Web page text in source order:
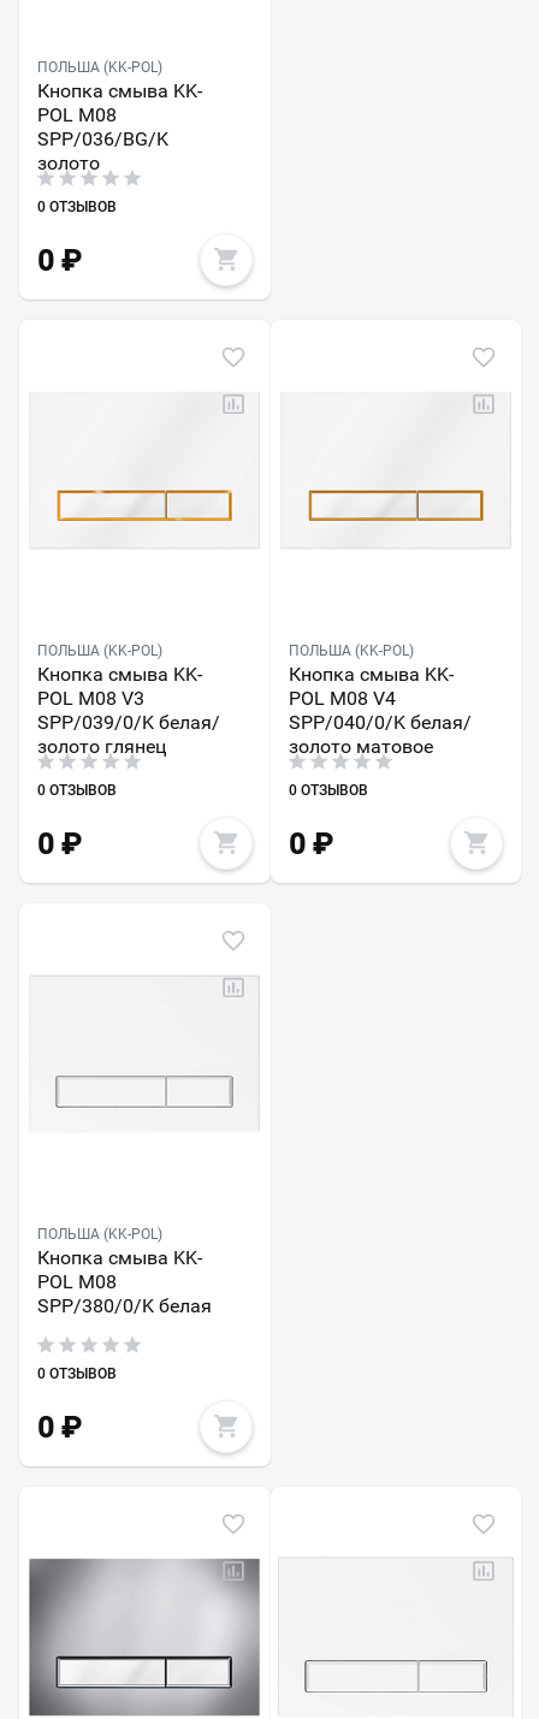
ПОЛЬША (KK-POL)
Кнопка смыва KK-
POL M08
SPP/036/BG/K
золото
0 ОТЗЫВОВ
0 ₽
ПОЛЬША (KK-POL)
Кнопка смыва KK-
POL M08 V3
SPP/039/0/K белая/
золото глянец
0 ОТЗЫВОВ
0 ₽
ПОЛЬША (KK-POL)
Кнопка смыва KK-
POL M08 V4
SPP/040/0/K белая/
золото матовое
0 ОТЗЫВОВ
0₽
ПОЛЬША (KK-POL)
Кнопка смыва KK-
POL M08
SPP/380/0/K белая
0 ОТЗЫВОВ
0 ₽